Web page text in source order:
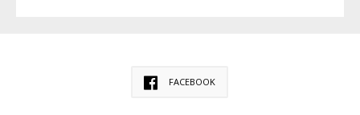
FACEBOOK